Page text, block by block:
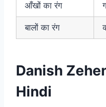
आँखों का रंग
बालों का रंग
Danish
Hindi